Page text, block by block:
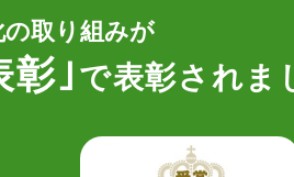
取り組みが
｣で表彰されま